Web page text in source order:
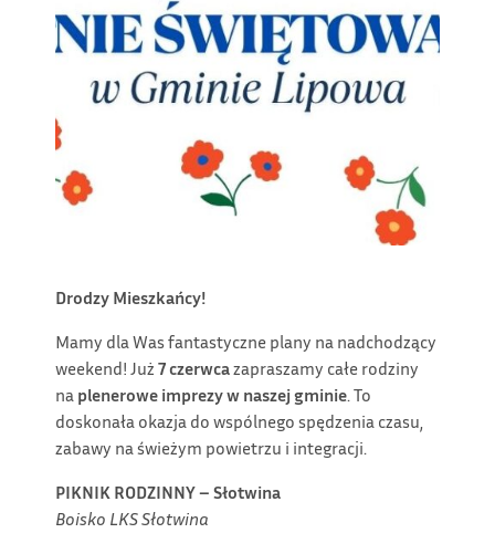
Drodzy Mieszkańcy!
Mamy dla Was fantastyczne plany na nadchodzący
weekend! Już 7 czerwcazapraszamy całe rodziny
na plenerowe imprezy w naszej gminie. To
doskonała okazja do wspólnego spędzenia czasu,
zabawy na świeżym powietrzu i integracji.
PIKNIK RODZINNY – Słotwina
Boisko LKS Słotwina